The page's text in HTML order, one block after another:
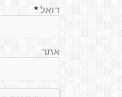
דואל *
אתר